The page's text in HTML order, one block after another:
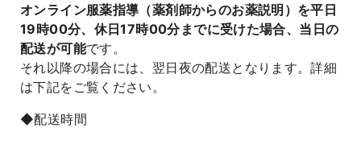
感染症
お役立ち記事
お知らせ
オンライン服薬指導（薬剤師からのお薬説明）を平日
19時00分、休日17時00分までに受けた場合、当日の
配送が可能です。
それ以降の場合には、翌日夜の配送となります。詳細
は下記をご覧ください。
◆配送時間